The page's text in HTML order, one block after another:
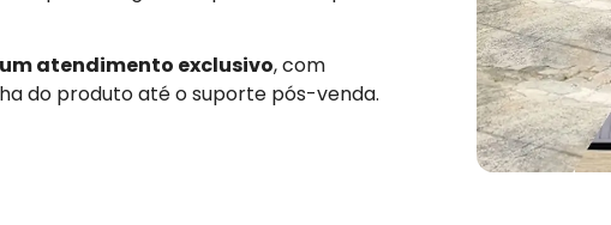
atendimento exclusivo, com
do produto até o suporte pós-venda.